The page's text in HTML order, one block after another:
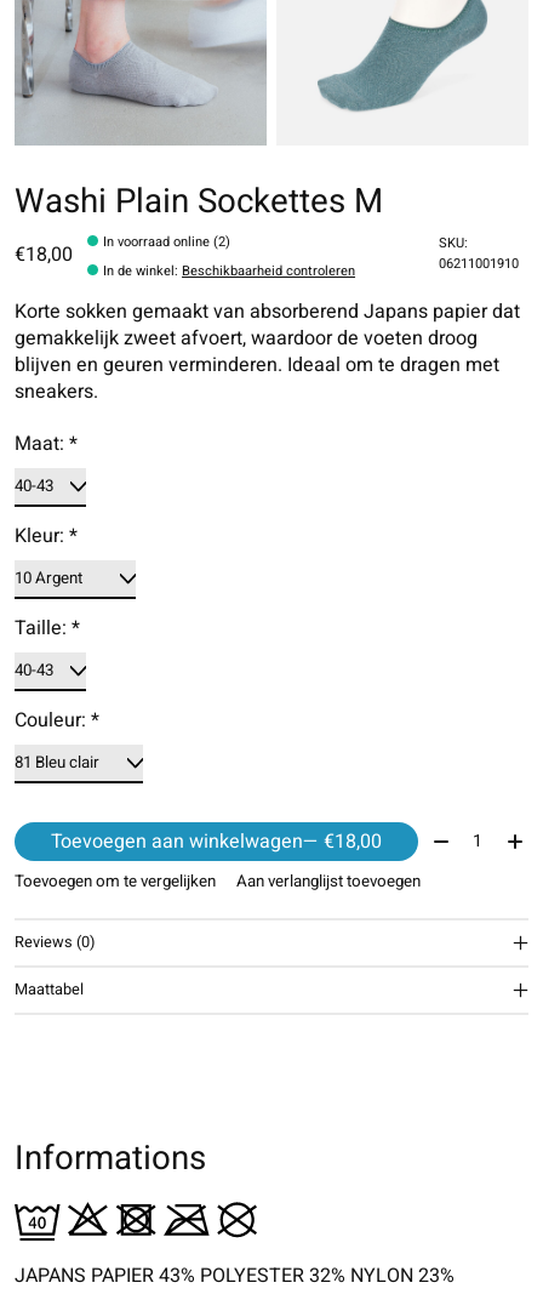
Washi Plain Sockettes M
€18,00
In voorraad online (2)
In de winkel: Beschikbaarheid controleren
SKU:
06211001910
Korte sokken gemaakt van absorberend Japans papier dat
gemakkelijk zweet afvoert, waardoor de voeten droog
blijven en geuren verminderen. Ideaal om te dragen met
sneakers.
Maat: *
Kleur: *
Taille: *
Couleur: *
Toevoegen aan winkelwagen — €18,00 Aantal:
Toevoegen om te vergelijken Aan verlanglijst toevoegen
Reviews (0)
Maattabel
Informations
JAPANS PAPIER 43% POLYESTER 32% NYLON 23%